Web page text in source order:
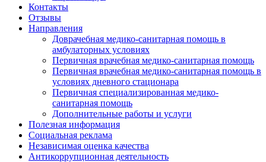
Контакты
Отзывы
Направления
Доврачебная медико-санитарная помощь в
амбулаторных условиях
Первичная врачебная медико-санитарная помощь
Первичная врачебная медико-санитарная помощь в
условиях дневного стационара
Первичная специализированная медико-
санитарная помощь
Дополнительные работы и услуги
Полезная информация
Социальная реклама
Независимая оценка качества
Антикоррупционная деятельность